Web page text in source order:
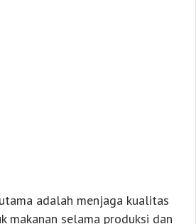
adalah menjaga kualitas
makanan selama produksi dan